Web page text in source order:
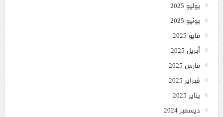
يوليو 2025
يونيو 2025
مايو 2025
أبريل 2025
مارس 2025
فبراير 2025
يناير 2025
ديسمبر 2024